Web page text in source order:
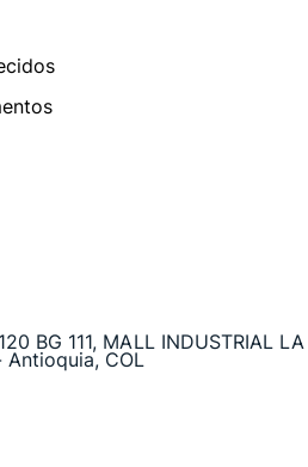
BG 111, MALL INDUSTRIAL LA
Antioquia, COL